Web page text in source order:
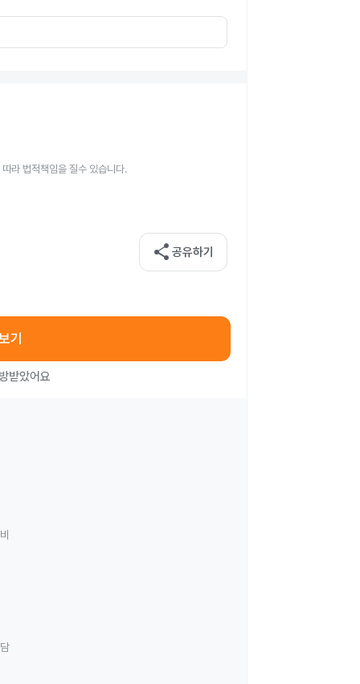
라 법적책임을 질수 있습니다.
share 공유하기
기
받았어요